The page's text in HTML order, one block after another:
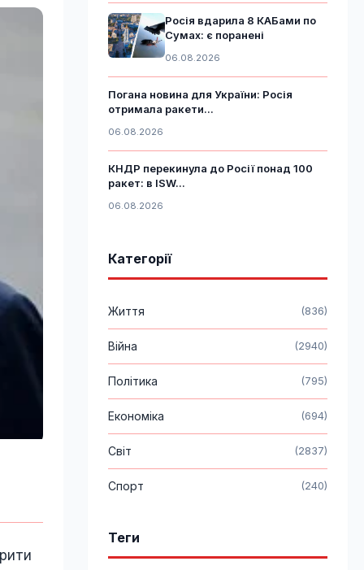
Росія вдарила 8 КАБами по
Сумах: є поранені
06.08.2026
Погана новина для України: Росія
отримала ракети...
06.08.2026
КНДР перекинула до Росії понад 100
ракет: в ISW...
06.08.2026
Категорії
Життя (836)
Війна (2940)
Політика (795)
Економіка (694)
Світ (2837)
Спорт (240)
Теги